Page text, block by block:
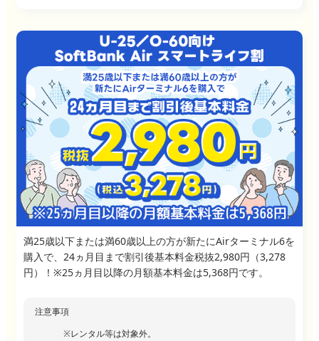
満25歳以下または満60歳以上の方が新たにAirターミナル6を
購入で、24ヵ月目まで割引後基本料金税抜2,980円（3,278
円）！※25ヵ月目以降の月額基本料金は5,368円です。
注意事項
レンタル等は対象外。